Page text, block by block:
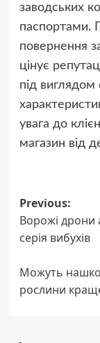
заводських
паспортами.
повернення
цінує
під виглядом
увага до
магазин від
Post
Previous:
Ворожі дрони
серія вибухів
Можуть
рослини